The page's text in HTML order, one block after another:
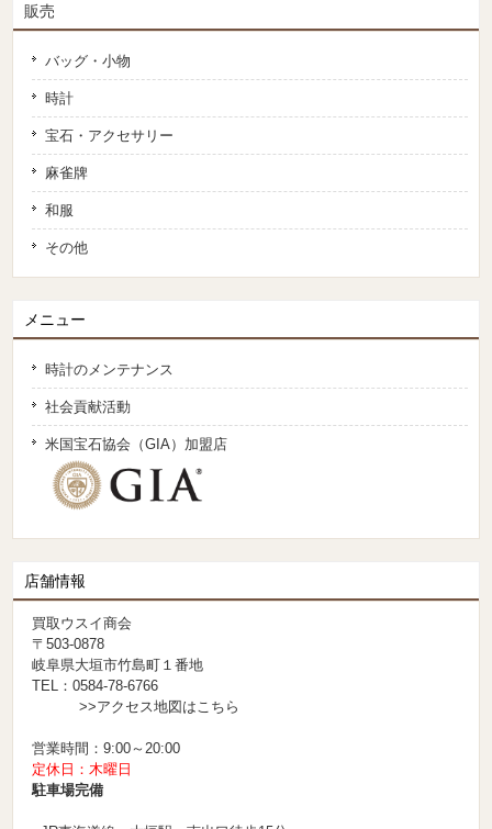
販売
バッグ・小物
時計
宝石・アクセサリー
麻雀牌
和服
その他
メニュー
時計のメンテナンス
社会貢献活動
米国宝石協会（GIA）加盟店
店舗情報
買取ウスイ商会
〒503-0878
岐阜県大垣市竹島町１番地
TEL：0584-78-6766
>>アクセス地図はこちら
営業時間：9:00～20:00
定休日：木曜日
駐車場完備